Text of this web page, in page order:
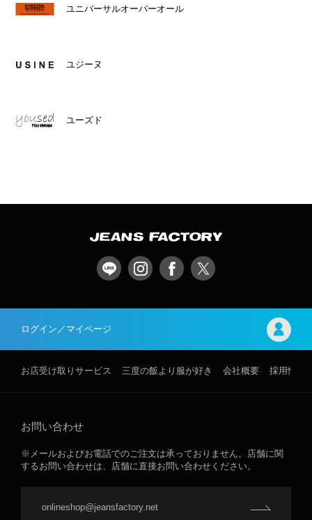
ユニバーサルオーバーオール
ユジーヌ
ユーズド
ログイン／マイページ
お店受け取りサービス 三度の飯より服が好き 会社概要 採用情報
お問い合わせ
※メールおよびお電話でのご注文は承っておりません。店舗に関
するお問い合わせは、店舗に直接お問い合わせください。
onlineshop@jeansfactory.net